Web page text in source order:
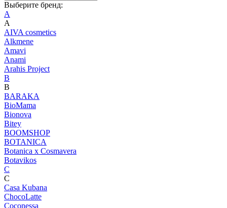
Выберите бренд:
A
A
AIVA cosmetics
Alkmene
Amavi
Anami
Arahis Project
B
B
BARAKA
BioMama
Bionova
Bitey
BOOMSHOP
BOTANICA
Botanica х Cosmavera
Botavikos
C
C
Casa Kubana
ChocoLatte
Coconessa